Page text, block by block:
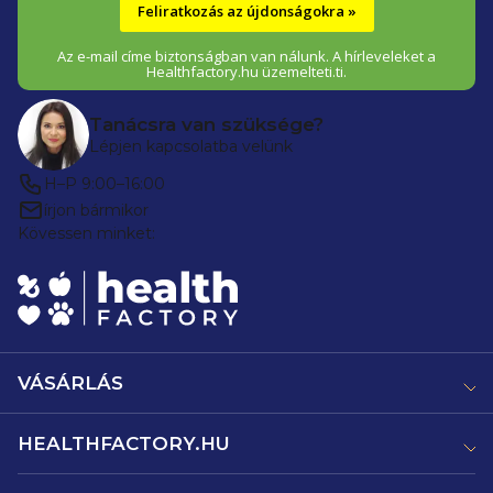
Feliratkozás az újdonságokra »
Az e-mail címe biztonságban van nálunk. A hírleveleket a
Healthfactory.hu üzemelteti.ti.
Tanácsra van szüksége?
Lépjen kapcsolatba velünk
H–P 9:00–16:00
írjon bármikor
Kövessen minket:
VÁSÁRLÁS
HEALTHFACTORY.HU